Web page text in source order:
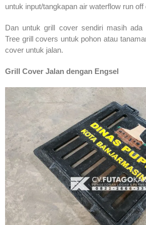
untuk input/tangkapan air waterflow run off
Dan untuk grill cover sendiri masih ada
Tree grill covers untuk pohon atau
cover untuk jalan.
Grill Cover Jalan dengan Engsel